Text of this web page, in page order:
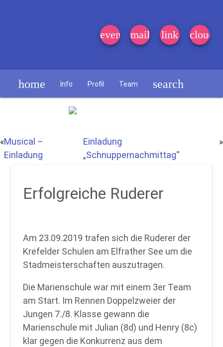
event_note
mail link cloud
home Info Profil Team search
«Musical –
Einladung
Einladung
„Schnuppernachmittag“
»
Erfolgreiche Ruderer
Am 23.09.2019 trafen sich die Ruderer der
Krefelder Schulen am Elfrather See um die
Stadmeisterschaften auszutragen.
Die Marienschule war mit einem 3er Team
am Start. Im Rennen Doppelzweier der
Jungen 7./8. Klasse gewann die
Marienschule mit Julian (8d) und Henry (8c)
klar gegen die Konkurrenz aus dem